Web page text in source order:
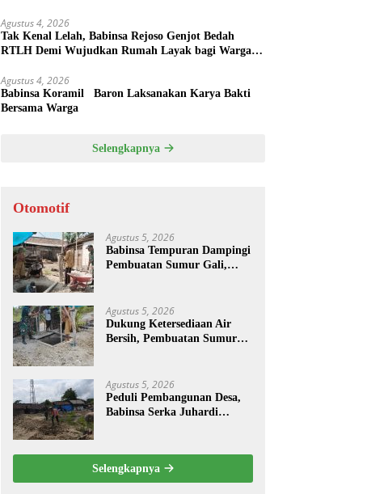
Agustus 4, 2026
Tak Kenal Lelah, Babinsa Rejoso Genjot Bedah
RTLH Demi Wujudkan Rumah Layak bagi Warga
Agustus 4, 2026
Babinsa Koramil Baron Laksanakan Karya Bakti
Bersama Warga
Selengkapnya
Otomotif
Agustus 5, 2026
Babinsa Tempuran Dampingi
Pembuatan Sumur Gali,
Agustus 5, 2026
Dukung Ketersediaan Air
Bersih, Pembuatan Sumur
Agustus 5, 2026
Peduli Pembangunan Desa,
Babinsa Serka Juhardi
Selengkapnya